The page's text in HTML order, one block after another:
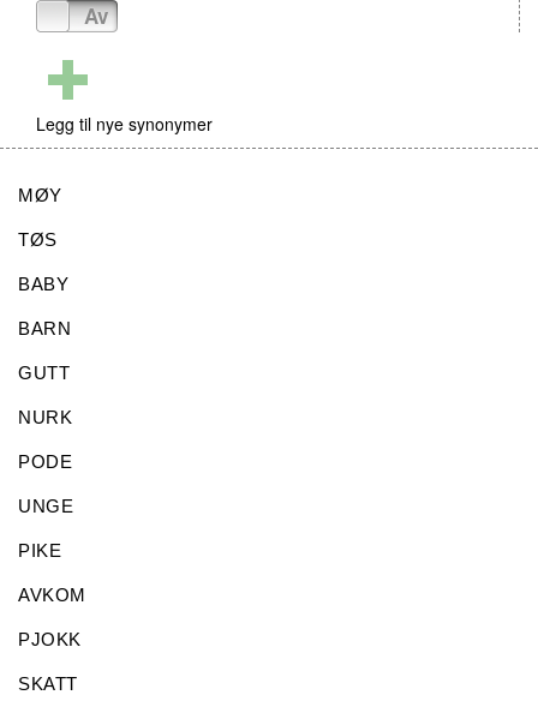
Av
Legg til nye synonymer
MØY
TØS
BABY
BARN
GUTT
NURK
PODE
UNGE
PIKE
AVKOM
PJOKK
SKATT